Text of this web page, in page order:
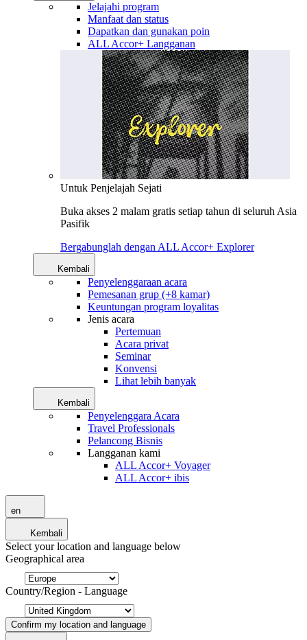
Jelajahi program
Manfaat dan status
Dapatkan dan gunakan poin
ALL Accor+ Langganan
Untuk Penjelajah Sejati
Buka akses 2 malam gratis setiap tahun di seluruh Asia
Pasifik
Bergabunglah dengan ALL Accor+ Explorer
Kembali
Penyelenggaraan acara
Pemesanan grup (+8 kamar)
Keuntungan program loyalitas
Jenis acara
Pertemuan
Acara privat
Seminar
Konvensi
Lihat lebih banyak
Kembali
Penyelenggara Acara
Travel Professionals
Pelancong Bisnis
Langganan kami
ALL Accor+ Voyager
ALL Accor+ ibis
en
Kembali
Select your location and language below
Geographical area
Country/Region - Language
Confirm my location and language